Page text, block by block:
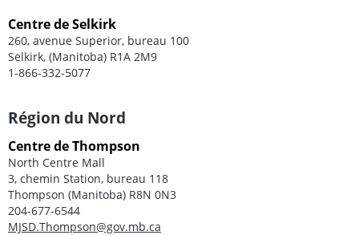
Centre de Selkirk
260, avenue Superior, bureau 100
Selkirk, (Manitoba) R1A 2M9
1-866-332-5077
Région du Nord
Centre de Thompson
North Centre Mall
3, chemin Station, bureau 118
Thompson (Manitoba) R8N 0N3
204-677-6544
MJSD.Thompson@gov.mb.ca